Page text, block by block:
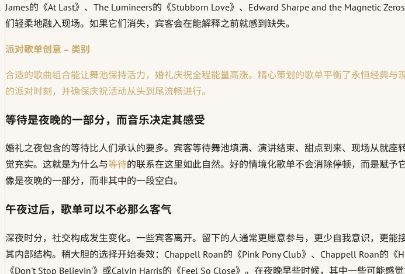
James的《At Last》、The Lumineers的《Stubborn Love》、Edward Sharpe and the Magnetic
们轻柔地融入现场。如果它们消失，宾客会在能解释之前就感到缺失。
派对歌单创意 – 类别
合适的歌曲组合能让舞池保持活力，婚礼庆祝全程能量高涨。精心策划的歌单平衡了永恒经典
的派对时刻，并确保庆祝活动从头到尾流畅进行。
等待是夜晚的一部分，而音乐决定其感受
婚礼之夜包含的等待比人们承认的要多。宾客等待舞池填满、演讲结束、甜点到来、现场从就
觉充实。这就是为什么与等待的联系在这里如此自然。好的情境化歌单不会消除停顿，而是赋
像是夜晚的一部分，而非其中的一段空白。
午夜过后，歌单可以不必那么客气
深夜时分，社交构成发生变化。一些宾客离开。留下的人通常更愿意参与，更少自我意识，更
其内部结构。稍大胆的选择开始奏效：Chappell Roan的《Pink Pony Club》、Chappell Roan的《
《Don't Stop Believin'》或Calvin Harris的《Feel So Close》。在夜晚早些时候，其中一些可能感